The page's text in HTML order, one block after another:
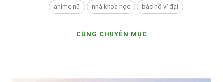
anime nữ nhà khoa học bác hồ vĩ đại
CÙNG CHUYÊN MỤC